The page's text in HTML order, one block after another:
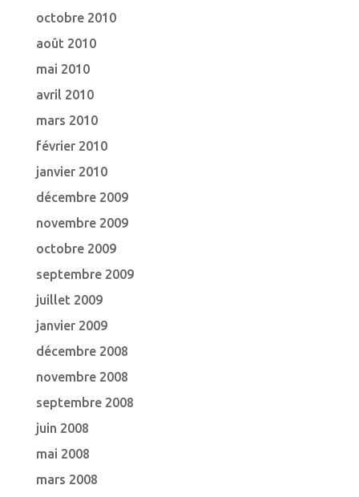
octobre 2010
août 2010
mai 2010
avril 2010
mars 2010
février 2010
janvier 2010
décembre 2009
novembre 2009
octobre 2009
septembre 2009
juillet 2009
janvier 2009
décembre 2008
novembre 2008
septembre 2008
juin 2008
mai 2008
mars 2008